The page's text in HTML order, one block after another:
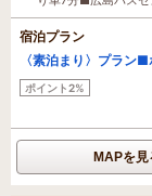
宿泊プラン
〈素泊まり〉プラン
ポイント2%
MAPを見